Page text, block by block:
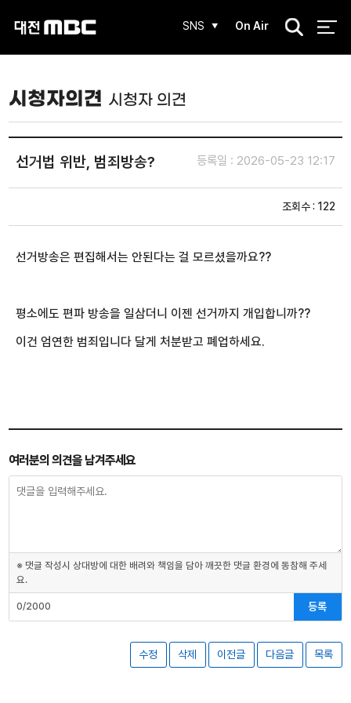
SNS On Air
검
시청자의견 시청자 의견
선거법 위반, 범죄방송? 등록일 : 2026-05-23 12:17
조회수 : 122
선거방송은 편집해서는 안된다는 걸 모르셨을까요??
평소에도 편파 방송을 일삼더니 이젠 선거까지 개입합니까??
이건 엄연한 범죄입니다 달게 처분받고 폐업하세요.
여러분의 의견을 남겨주세요
※ 댓글 작성시 상대방에 대한 배려와 책임을 담아 깨끗한 댓글 환경에 동참해 주세
요.
0/2000 등록
수정 삭제 이전글 다음글 목록